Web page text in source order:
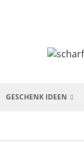
GESCHENK IDEEN